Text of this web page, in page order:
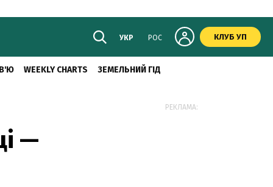
УКР РОС КЛУБ УП
WEEKLY CHARTS ЗЕМЕЛЬНИЙ ГІД
—
РЕКЛАМА: